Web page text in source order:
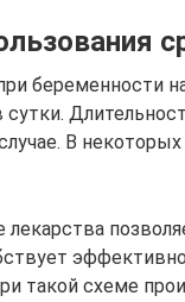
беременности
сутки.
В
лекарства
такой схеме